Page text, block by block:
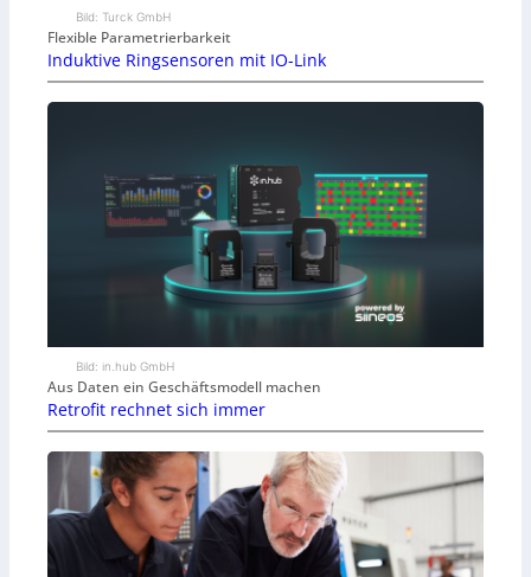
Bild: Turck GmbH
Flexible Parametrierbarkeit
Induktive Ringsensoren mit IO-Link
Bild: in.hub GmbH
Aus Daten ein Geschäftsmodell machen
Retrofit rechnet sich immer